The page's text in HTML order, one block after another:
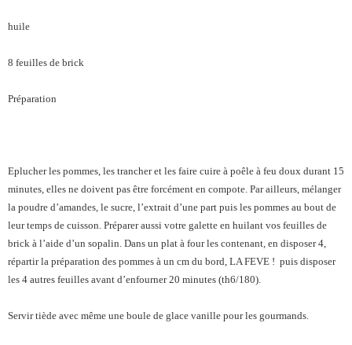
huile
8 feuilles de brick
Préparation
Eplucher les pommes, les trancher et les faire cuire à poêle à feu doux durant 15
minutes, elles ne doivent pas être forcément en compote. Par ailleurs, mélanger
la poudre d’amandes, le sucre, l’extrait d’une part puis les pommes au bout de
leur temps de cuisson. Préparer aussi votre galette en huilant vos feuilles de
brick à l’aide d’un sopalin. Dans un plat à four les contenant, en disposer 4,
répartir la préparation des pommes à un cm du bord, LA FEVE ! puis disposer
les 4 autres feuilles avant d’enfourner 20 minutes (th6/180).
Servir tiède avec même une boule de glace vanille pour les gourmands.